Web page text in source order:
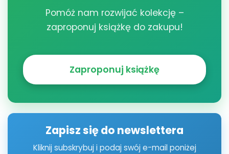
Pomóż nam rozwijać kolekcję –
zaproponuj książkę do zakupu!
Zaproponuj książkę
Zapisz się do newslettera
Kliknij subskrybuj i podaj swój e-mail poniżej